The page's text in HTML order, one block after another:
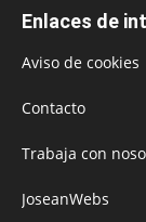
Enlaces de
Aviso de cookies
Contacto
Trabaja con
JoseanWebs